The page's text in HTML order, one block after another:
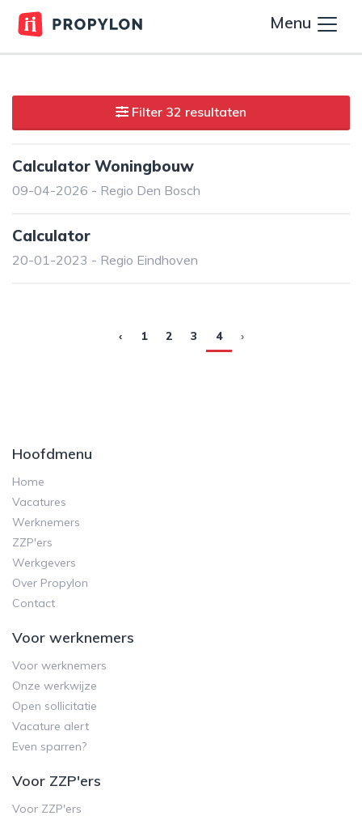
Menu
Filter 32 resultaten
Calculator Woningbouw
09-04-2026 - Regio Den Bosch
Calculator
20-01-2023 - Regio Eindhoven
‹ 1 2 3 4 ›
Hoofdmenu
Home
Vacatures
Werknemers
ZZP'ers
Werkgevers
Over Propylon
Contact
Voor werknemers
Voor werknemers
Onze werkwijze
Open sollicitatie
Vacature alert
Even sparren?
Voor ZZP'ers
Voor ZZP'ers